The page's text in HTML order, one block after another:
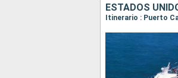
ESTADOS
Itinerario : Puerto